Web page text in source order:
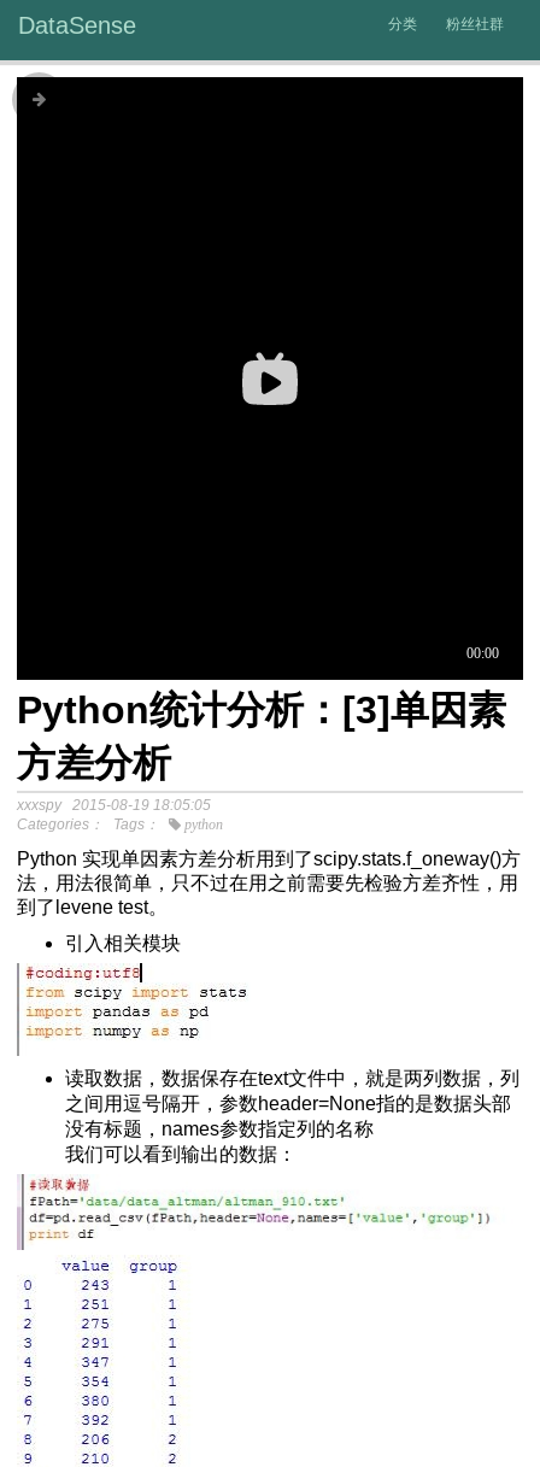
DataSense 分类 粉丝社群
介模
析SPSS视频教程
脚本
器
区别
与使用
10060错误
时间戳
Python统计分析：[3]单因素
方差分析
xxxspy
2015-08-19 18:05:05
Categories：
Tags： python
Python 实现单因素方差分析用到了scipy.stats.f_oneway()方
法，用法很简单，只不过在用之前需要先检验方差齐性，用
到了levene test。
引入相关模块
读取数据，数据保存在text文件中，就是两列数据，列
之间用逗号隔开，参数header=None指的是数据头部
没有标题，names参数指定列的名称
我们可以看到输出的数据：